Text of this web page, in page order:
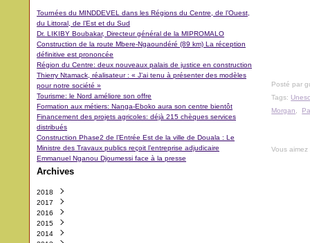
Tournées du MINDDEVEL dans les Régions du Centre, de l’Ouest,
du Littoral, de l’Est et du Sud
Dr. LIKIBY Boubakar, Directeur général de la MIPROMALO
Construction de la route Mbere-Ngaoundéré (89 km) La réception
définitive est prononcée
Région du Centre: deux nouveaux palais de justice en construction
Thierry Ntamack, réalisateur : « J’ai tenu à présenter des modèles
pour notre société »
Tourisme: le Nord améliore son offre
Formation aux métiers: Nanga-Eboko aura son centre bientôt
Financement des projets agricoles: déjà 215 chèques services
distribués
Construction Phase2 de l’Entrée Est de la ville de Douala : Le
Ministre des Travaux publics reçoit l’entreprise adjudicaire
Emmanuel Nganou Djoumessi face à la presse
Archives
2018
Octobre
Septembre
Août
Juillet
2017
Décembre
Novembre
Octobre
2016
Décembre
Novembre
2015
Décembre
2014
Posté par
Tags:
Morgan
Vous aimez